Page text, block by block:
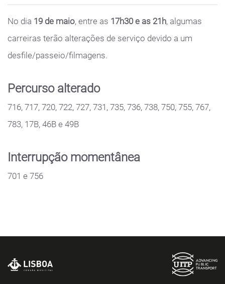
No dia 19 de maio, entre as 17h30 e as 21h, algumas
carreiras terão alterações de serviço devido a um
desfile/passeio/filmagens.
Percurso alterado
716, 717, 720, 722, 727, 731, 735, 736, 738, 750, 755, 767,
783, 17B, 46B e 49B
Interrupção momentânea
701 e 756